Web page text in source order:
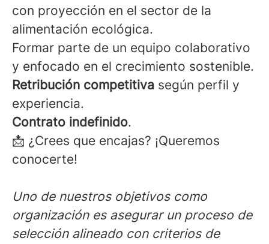
con proyección en el sector de la
alimentación ecológica.
Formar parte de un equipo colaborativo
y enfocado en el crecimiento sostenible.
Retribución competitiva según perfil y
experiencia.
Contrato indefinido.
📩 ¿Crees que encajas? ¡Queremos
conocerte!
Uno de nuestros objetivos como
organización es asegurar un proceso de
selección alineado con criterios de